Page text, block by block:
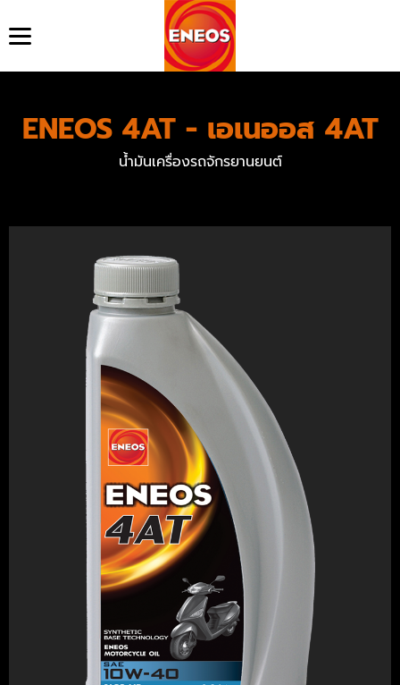
สินค้า
ค้นหาตัวแทนจำหน่าย
ENEOS 4AT - เอเนออส 4AT
น้ำมันเครื่องรถจักรยานยนต์